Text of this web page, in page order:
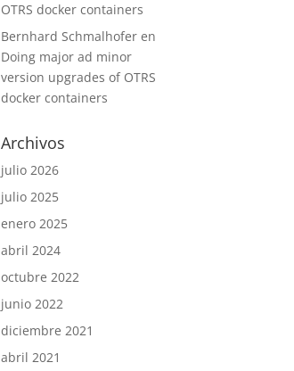
OTRS docker containers
Bernhard Schmalhofer en
Doing major ad minor
version upgrades of OTRS
docker containers
Archivos
julio 2026
julio 2025
enero 2025
abril 2024
octubre 2022
junio 2022
diciembre 2021
abril 2021